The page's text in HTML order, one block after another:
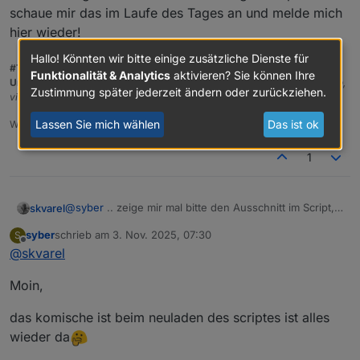
schaue mir das im Laufe des Tages an und melde mich
hier wieder!
#TeamInventwo
Unsere Adapter: Autodarts, FoxESS, Enpal, Life360ng, Tidy, vis-inventwo,
vis-2-widgets-inventwo, vis-icontwo, vis-2-widgets-icontwo
Wer uns mit einem Kaffee unterstützen möchte:
1
skvarel@syber .. zeige mir mal bitte den Ausschnitt im Script,
Tritt das Problem auch bei meinen Icons auf?
S
Offline
syberschrieb am 3. Nov. 2025, 07:30
zuletzt editiert von
@skvarel
Moin,
das komische ist beim neuladen des scriptes ist alles
wieder da
Hallo! Könnten wir bitte einige zusätzliche Dienste für
Funktionalität & Analytics aktivieren? Sie können Ihre
Zustimmung später jederzeit ändern oder zurückziehen.
Lassen Sie mich wählen Das ist ok